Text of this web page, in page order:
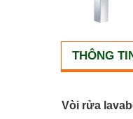
THÔNG
Vòi rửa